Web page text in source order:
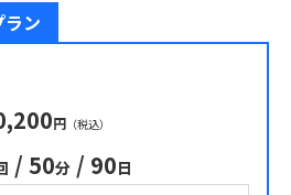
ン
円 （税込）
/ 50分 / 90日